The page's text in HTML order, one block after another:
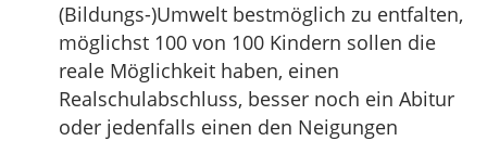
(Bildungs-)Umwelt bestmöglich zu entfalten,
möglichst 100 von 100 Kindern sollen die
reale Möglichkeit haben, einen
Realschulabschluss, besser noch ein Abitur
oder jedenfalls einen den Neigungen